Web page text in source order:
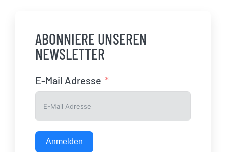
ABONNIERE UNSEREN
NEWSLETTER
E-Mail Adresse
Anmelden